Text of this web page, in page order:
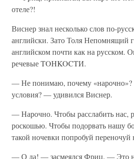
отеле?!
Виснер знал несколько слов по-
английски. Зато Толя Непомнящий
английском почти как на русском.
речевые TOHKOCTИ.
— Не понимаю, почему «нарочно»?
условия? — удивился Виснер.
— Нарочно. Чтобы расслабить нас,
роскошью. Чтобы подорвать нашу
такой ночевки попробуй переночуй
— О да! — засмеялся Фриц. — Это